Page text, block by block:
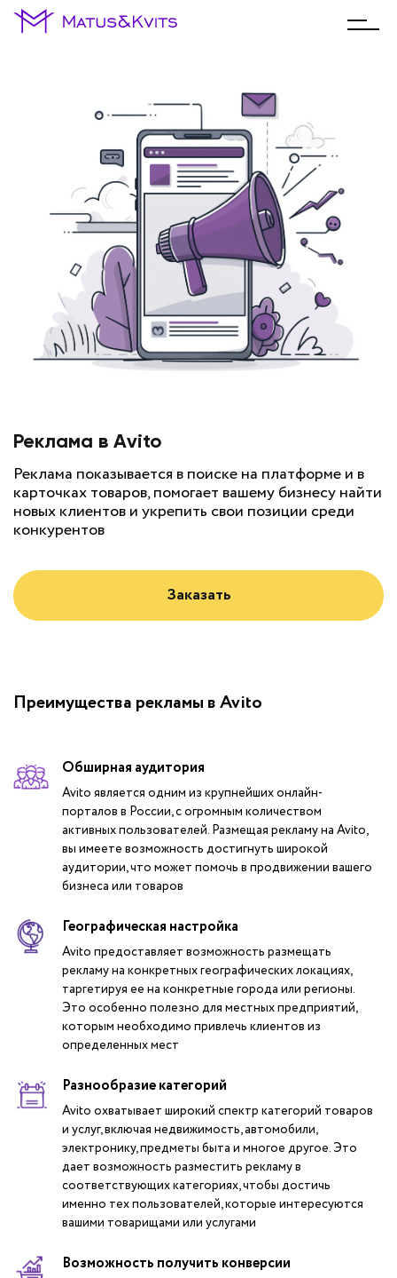
Реклама в Avito
Реклама показывается в поиске на платформе и в
карточках товаров, помогает вашему бизнесу найти
новых клиентов и укрепить свои позиции среди
конкурентов
Заказать
Преимущества рекламы в Avito
Обширная аудитория
Avito является одним из крупнейших онлайн-
порталов в России, с огромным количеством
активных пользователей. Размещая рекламу на Avito,
вы имеете возможность достигнуть широкой
аудитории, что может помочь в продвижении вашего
бизнеса или товаров
Географическая настройка
Avito предоставляет возможность размещать
рекламу на конкретных географических локациях,
таргетируя ее на конкретные города или регионы.
Это особенно полезно для местных предприятий,
которым необходимо привлечь клиентов из
определенных мест
Разнообразие категорий
Avito охватывает широкий спектр категорий товаров
и услуг, включая недвижимость, автомобили,
электронику, предметы быта и многое другое. Это
дает возможность разместить рекламу в
соответствующих категориях, чтобы достичь
именно тех пользователей, которые интересуются
вашими товарищами или услугами
Возможность получить конверсии